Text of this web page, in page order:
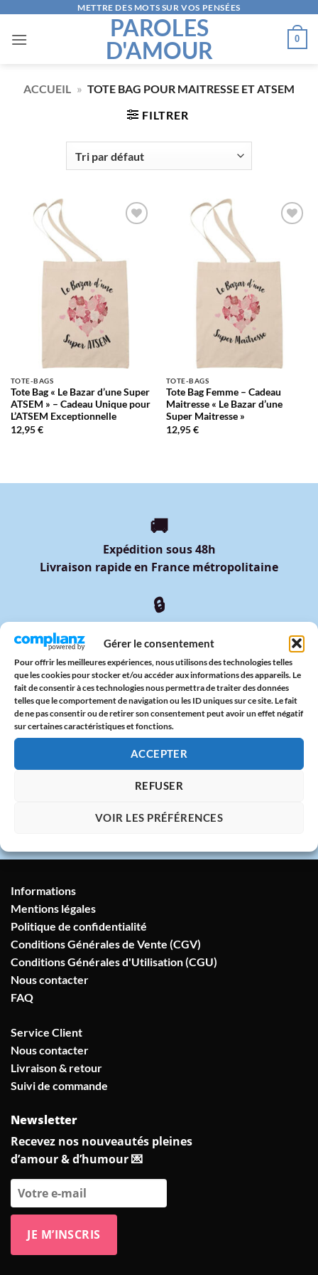
Gérer le consentement
Pour offrir les meilleures expériences, nous utilisons des technologies telles
que les cookies pour stocker et/ou accéder aux informations des appareils. Le
fait de consentir à ces technologies nous permettra de traiter des données
telles que le comportement de navigation ou les ID uniques sur ce site. Le fait
de ne pas consentir ou de retirer son consentement peut avoir un effet négatif
sur certaines caractéristiques et fonctions.
ACCEPTER
REFUSER
VOIR LES PRÉFÉRENCES
contenu
METTRE DES MOTS SUR VOS PENSÉES
PAROLES
D'AMOUR
0
ACCUEIL » TOTE BAG POUR MAITRESSE ET ATSEM
FILTRER
LISTE
TOTE-BAGS
Tote Bag « Le Bazar d’une Super
ATSEM » – Cadeau Unique pour
L’ATSEM Exceptionnelle
12,95€
LISTE
TOTE-BAGS
Tote Bag Femme – Cadeau
Maitresse « Le Bazar d’une
Super Maitresse »
12,95€
🚚
Expédition sous 48h
Livraison rapide en France métropolitaine
🔒
CB & PayPal sur serveur protégé
🇫🇷
Atelier en France
Imprimé avec amour dans notre atelier à
Marseille
💬
Réponse sous 24h garantie
Informations
Mentions légales
Politique de confidentialité
Conditions Générales de Vente (CGV)
Conditions Générales d'Utilisation (CGU)
Nous contacter
FAQ
Service Client
Nous contacter
Livraison & retour
Suivi de commande
Newsletter
Recevez nos nouveautés pleines
d’amour & d’humour 💌